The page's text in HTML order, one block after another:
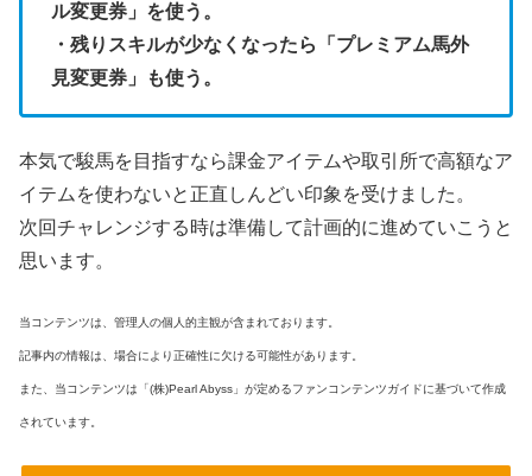
ル変更券」を使う。
・残りスキルが少なくなったら「プレミアム馬外
見変更券」も使う。
本気で駿馬を目指すなら課金アイテムや取引所で高額なア
イテムを使わないと正直しんどい印象を受けました。
次回チャレンジする時は準備して計画的に進めていこうと
思います。
当コンテンツは、管理人の個人的主観が含まれております。
記事内の情報は、場合により正確性に欠ける可能性があります。
また、当コンテンツは「(株)Pearl Abyss」が定めるファンコンテンツガイドに基づいて作成
されています。